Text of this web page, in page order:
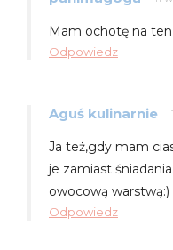
Mam ochotę na
Odpowiedz
Aguś kulinarnie
Ja też,gdy mam
je zamiast
owocową warstwą:)
Odpowiedz